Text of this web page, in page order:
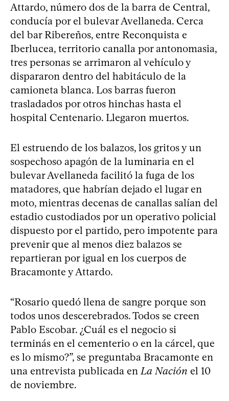
Attardo, número dos de la barra de Central,
conducía por el bulevar Avellaneda. Cerca
del bar Ribereños, entre Reconquista e
Iberlucea, territorio canalla por antonomasia,
tres personas se arrimaron al vehículo y
dispararon dentro del habitáculo de la
camioneta blanca. Los barras fueron
trasladados por otros hinchas hasta el
hospital Centenario. Llegaron muertos.
El estruendo de los balazos, los gritos y un
sospechoso apagón de la luminaria en el
bulevar Avellaneda facilitó la fuga de los
matadores, que habrían dejado el lugar en
moto, mientras decenas de canallas salían del
estadio custodiados por un operativo policial
dispuesto por el partido, pero impotente para
prevenir que al menos diez balazos se
repartieran por igual en los cuerpos de
Bracamonte y Attardo.
“Rosario quedó llena de sangre porque son
todos unos descerebrados. Todos se creen
Pablo Escobar. ¿Cuál es el negocio si
terminás en el cementerio o en la cárcel, que
es lo mismo?”, se preguntaba Bracamonte en
una entrevista publicada en La Nación el 10
de noviembre.